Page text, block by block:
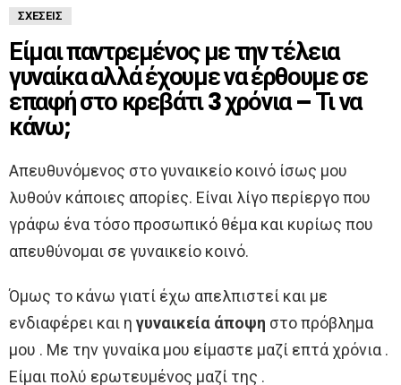
ΣΧΈΣΕΙΣ
Είμαι παντρεμένος με την τέλεια
γυναίκα αλλά έχουμε να έρθουμε σε
επαφή στο κρεβάτι 3 χρόνια – Τι να
κάνω;
Απευθυνόμενος στο γυναικείο κοινό ίσως μου
λυθούν κάποιες απορίες. Είναι λίγο περίεργο που
γράφω ένα τόσο προσωπικό θέμα και κυρίως που
απευθύνομαι σε γυναικείο κοινό.
Όμως το κάνω γιατί έχω απελπιστεί και με
ενδιαφέρει και η γυναικεία άποψη στο πρόβλημα
μου . Με την γυναίκα μου είμαστε μαζί επτά χρόνια .
Είμαι πολύ ερωτευμένος μαζί της .